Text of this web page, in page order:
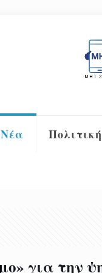
Πολιτική
για την